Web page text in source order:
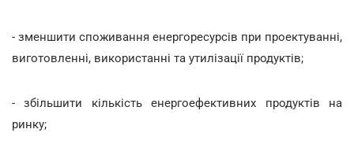
- зменшити споживання енергоресурсів при проектуванні,
виготовленні, використанні та утилізації продуктів;
- збільшити кількість енергоефективних продуктів на
ринку;